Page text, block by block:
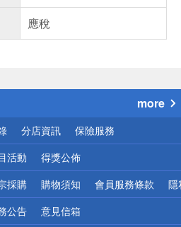
應稅
小心！
more
分店資訊 保險服務
活動 得獎公佈
採購 購物須知 會員服務條款 隱
公告 意見信箱